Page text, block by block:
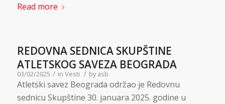
Read more
REDOVNA SEDNICA SKUPŠTINE
ATLETSKOG SAVEZA BEOGRADA
03/02/2025 / in Vesti / byasb
Atletski savez Beograda održao je Redovnu
sednicu Skupštine 30. januara 2025. godine u